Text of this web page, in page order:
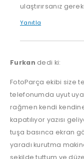
ulaştırırsanız
Yanıtla
Furkan dedi ki:
FotoParça ekibi size
telefonumda uyut
rağmen kendi
kapatılıyor yazısı
tuşa basınca ekran
yaradı kurutma
şekilde tuttum ve